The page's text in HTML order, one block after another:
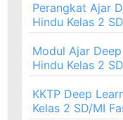
Perangkat Ajar
Hindu Kelas 2
Modul Ajar
Hindu Kelas 2
KKTP Deep
Kelas 2 SD/MI